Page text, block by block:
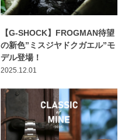
【G-SHOCK】FROGMAN待望
の新色”ミスジヤドクガエル”モ
デル登場！
2025.12.01